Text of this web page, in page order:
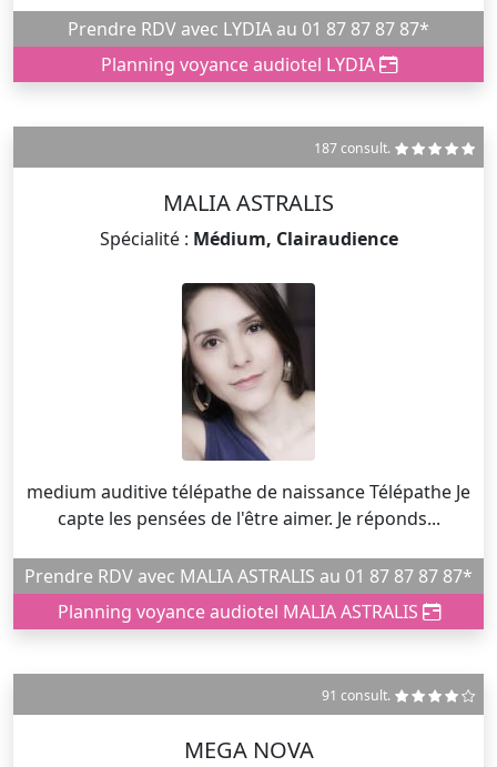
Prendre RDV avec LYDIA au 01 87 87 87 87*
Planning voyance audiotel LYDIA
187 consult.
MALIA ASTRALIS
Spécialité : Médium, Clairaudience
medium auditive télépathe de naissance Télépathe Je
capte les pensées de l'être aimer. Je réponds...
Prendre RDV avec MALIA ASTRALIS au 01 87 87 87 87*
Planning voyance audiotel MALIA ASTRALIS
91 consult.
MEGA NOVA